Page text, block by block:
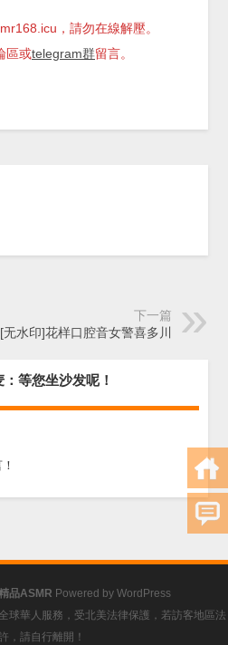
，請勿在線解壓。
區或telegram群留言。
下一篇
[无水印]花样口腔音女警喜多川
等您坐沙发呢！
品ASMR Powered by WordPress
球華人服務，受北美法律保護，若訪客地區法
，請自行離開！